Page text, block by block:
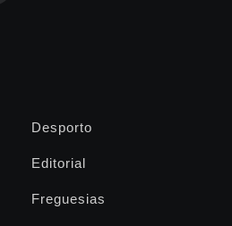
Desporto
Editorial
Freguesias